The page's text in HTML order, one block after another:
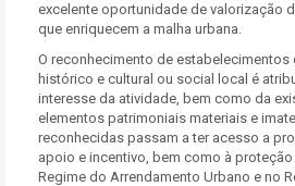
excelente oportunidade de valorização
que enriquecem a malha urbana.
O reconhecimento de estabelecimentos
histórico e cultural ou social local é
interesse da atividade, bem como da
elementos patrimoniais materiais e
reconhecidas passam a ter acesso a
apoio e incentivo, bem como à
Regime do Arrendamento Urbano e no